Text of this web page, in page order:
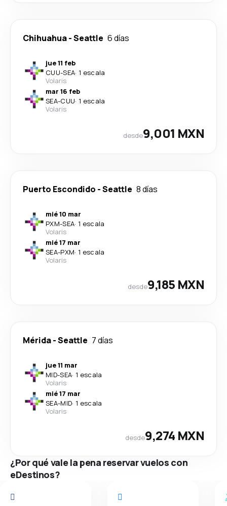
Chihuahua-Seattle 6 días
jue 11 feb
CUU-SEA· 1 escala
Volaris
mar 16 feb
SEA-CUU· 1 escala
Volaris
desde9,001 MXN
Puerto Escondido -Seattle 8 días
mié 10 mar
PXM-SEA· 1 escala
Volaris
mié 17 mar
SEA-PXM· 1 escala
Volaris
desde9,185 MXN
Mérida-Seattle 7 días
jue 11 mar
MID-SEA· 1 escala
Volaris
mié 17 mar
SEA-MID· 1 escala
Volaris
desde9,274 MXN
¿Por qué vale la pena reservar vuelos con
eDestinos?